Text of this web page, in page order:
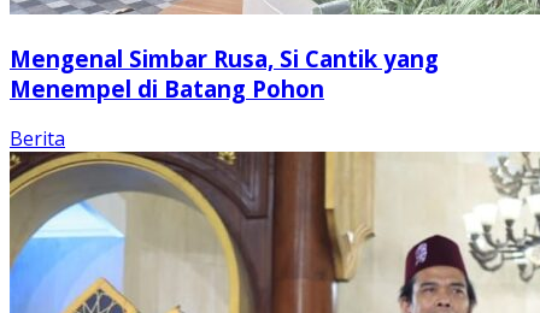
Mengenal Simbar Rusa, Si Cantik yang
Menempel di Batang Pohon
Berita